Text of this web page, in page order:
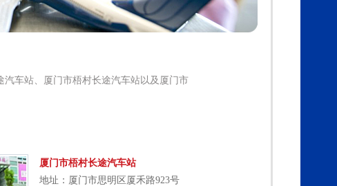
车站、厦门市梧村长途汽车站以及厦门市
厦门市梧村长途汽车站
地址：厦门市思明区厦禾路923号